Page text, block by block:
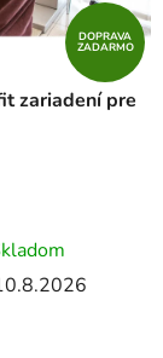
zariadení pre
DOPRAVA
ZADARMO